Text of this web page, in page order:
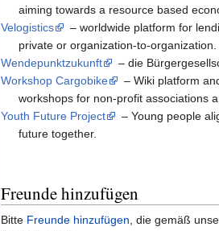
aiming towards a resource based
Velogistics
– worldwide platform for
private or organization-to-organization.
Wendepunktzukunft
– die
Workshop Cargobike
– Wiki platform
workshops for non-profit associations
Youth Future Project
– Young people
future together.
Freunde hinzufügen
Bitte Freunde hinzufügen, die gemäß